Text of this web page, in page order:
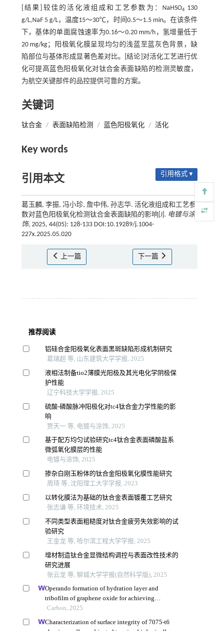
[结果]较佳的活化液组成和工艺参数为：NaHSO4 130
g/L,NaF 5 g/L，温度15～30℃，时间0.5～1.5 min。在该条件
下，基体的单面腐蚀速率为0.16～0.20 mm/h，氢增量低于
20 mg/kg；阳极氧化膜呈现均匀的浅蓝至蓝灰色背景，缺
陷部位与基体形成显著色差对比。[结论]对活化工艺进行优
化可提高蓝色阳极氧化对钛合金表面缺陷的检测灵敏度，
为航空关键部件的品控提供可靠的方案。
关键词
钛合金 / 表面缺陷检测 / 蓝色阳极氧化 / 活化
Key words
引用本文 引用格式 ▾
葛玉麟, 李振, 冯小珍, 詹中伟, 孙志华. 活化液组成和工艺参
数对蓝色阳极氧化检测钛合金表面缺陷的影响[J]. 电镀与涂
饰, 2025, 44(05): 128-133 DOI:10.19289/j.1004-
227x.2025.05.020
上一篇 下一篇